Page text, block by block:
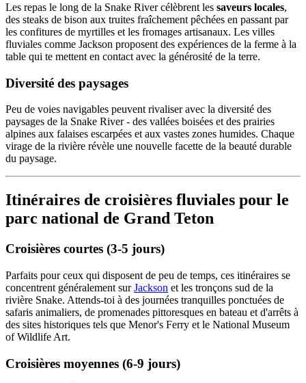
Les repas le long de la Snake River célèbrent les saveurs locales,
des steaks de bison aux truites fraîchement pêchées en passant par
les confitures de myrtilles et les fromages artisanaux. Les villes
fluviales comme Jackson proposent des expériences de la ferme à la
table qui te mettent en contact avec la générosité de la terre.
Diversité des paysages
Peu de voies navigables peuvent rivaliser avec la diversité des
paysages de la Snake River - des vallées boisées et des prairies
alpines aux falaises escarpées et aux vastes zones humides. Chaque
virage de la rivière révèle une nouvelle facette de la beauté durable
du paysage.
Itinéraires de croisières fluviales pour le
parc national de Grand Teton
Croisières courtes (3-5 jours)
Parfaits pour ceux qui disposent de peu de temps, ces itinéraires se
concentrent généralement surJackson et les tronçons sud de la
rivière Snake. Attends-toi à des journées tranquilles ponctuées de
safaris animaliers, de promenades pittoresques en bateau et d'arrêts à
des sites historiques tels que Menor's Ferry et le National Museum
of Wildlife Art.
Croisières moyennes (6-9 jours)